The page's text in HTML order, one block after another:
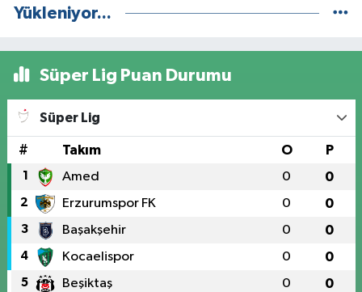
Yükleniyor...
Süper Lig Puan Durumu
Süper Lig
# Takım O P
1 Amed 0 0
2 Erzurumspor FK 0 0
3 Başakşehir 0 0
4 Kocaelispor 0 0
5 Beşiktaş 0 0